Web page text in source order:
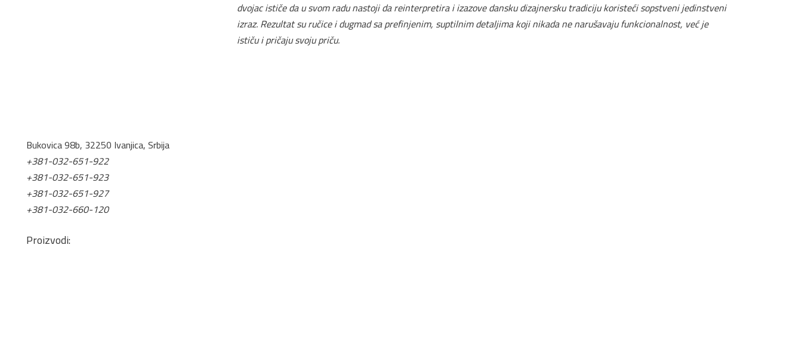
dvojac ističe da u svom radu nastoji da reinterpretira i izazove dansku dizajnersku tradiciju koristeći sopstveni jedinstveni
izraz. Rezultat su ručice i dugmad sa prefinjenim, suptilnim detaljima koji nikada ne narušavaju funkcionalnost, već je
ističu i pričaju svoju priču.
Bukovica 98b, 32250 Ivanjica, Srbija
+381-032-651-922
+381-032-651-923
+381-032-651-927
+381-032-660-120
Proizvodi: